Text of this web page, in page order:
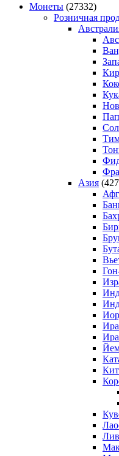
Монеты (27332)
Розничная
Азия